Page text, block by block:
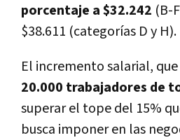
porcentaje a $32.242 (B-
$38.611 (categorí­as D y H).
El incremento salarial,
20.000 trabajadores de
superar el tope del 15%
busca imponer en las